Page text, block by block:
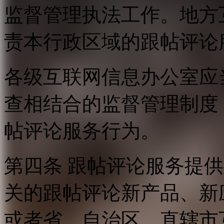
监督管理执法工作。地
责本行政区域的跟帖评
各级互联网信息办公室
查相结合的监督管理制
帖评论服务行为。
第四条 跟帖评论服务提
关的跟帖评论新产品、
或者省、自治区、直辖